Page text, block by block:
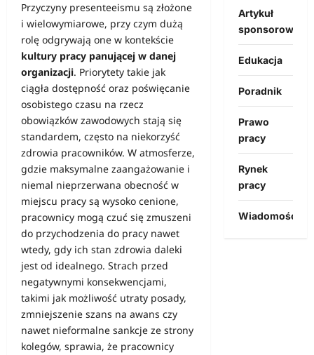
Przyczyny presenteeismu są złożone
i wielowymiarowe, przy czym dużą
rolę odgrywają one w kontekście
kultury pracy panującej w danej
organizacji. Priorytety takie jak
ciągła dostępność oraz poświęcanie
osobistego czasu na rzecz
obowiązków zawodowych stają się
standardem, często na niekorzyść
zdrowia pracowników. W atmosferze,
gdzie maksymalne zaangażowanie i
niemal nieprzerwana obecność w
miejscu pracy są wysoko cenione,
pracownicy mogą czuć się zmuszeni
do przychodzenia do pracy nawet
wtedy, gdy ich stan zdrowia daleki
jest od idealnego. Strach przed
negatywnymi konsekwencjami,
takimi jak możliwość utraty posady,
zmniejszenie szans na awans czy
nawet nieformalne sankcje ze strony
kolegów, sprawia, że pracownicy
Artykuł
sponsorowany
Edukacja
Poradnik
Prawo
pracy
Rynek
pracy
Wiadomości